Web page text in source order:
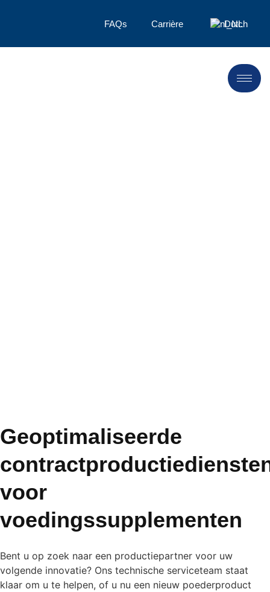
FAQs Carrière Dutch
Geoptimaliseerde
voor
voedingssupplementen
Bent u op zoek naar een productiepartner voor uw
volgende innovatie? Ons technische serviceteam staat
klaar om u te helpen, of u nu een nieuw poederproduct